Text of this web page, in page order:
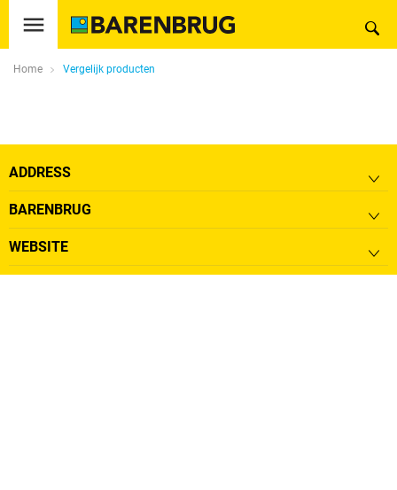
Home Vergelijk producten
ADDRESS
BARENBRUG
WEBSITE